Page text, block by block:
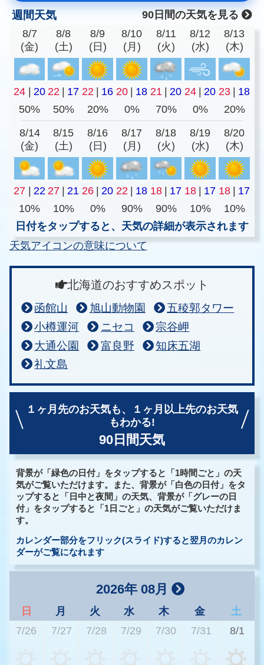
週間天気
90日間の天気を見る
8/7
(金)
8/8
(土)
8/9
(日)
8/10
(月)
8/11
(火)
8/12
(水)
8/13
(木)
24 | 20 22 | 17 22 | 16 20 | 18 21 | 20 24 | 20 23 | 18
50%
50% 20% 0% 70% 0% 20%
8/14
(金)
8/15
(土)
8/16
(日)
8/17
(月)
8/18
(火)
8/19
(水)
8/20
(木)
27 | 22 27 | 21 26 | 20 22 | 18 18 | 17 18 | 17 18 | 17
10%
10% 0% 90% 90% 10%
10%
日付をタップすると、天気の詳細が表示されます
天気アイコンの意味について
北海道のおすすめスポット
函館山 旭山動物園
五稜郭タワー
小樽運河
ニセコ
宗谷岬
大通公園
富良野
知床五湖
礼文島
１ヶ月先のお天気も、
１ヶ月以上先のお天気
もわかる!
90日間天気
背景が「緑色の日付」をタップすると「1時間ごと」の天
気がご覧いただけます。また、背景が「白色の日付」をタ
ップすると「日中と夜間」の天気、背景が「グレーの日
付」をタップすると「1日ごと」の天気がご覧いただけま
す。
カレンダー部分をフリック(スライド)すると翌月のカレン
ダーがご覧になれます
2026年 08月
日 月 火 水 木 金
土
7/26
7/27 7/28 7/29 7/30 7/31 8/1